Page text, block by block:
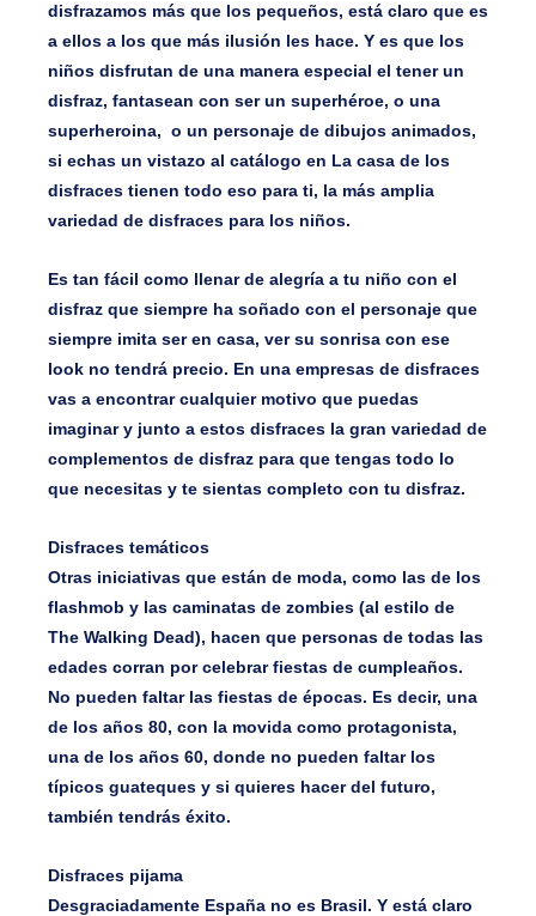
disfrazamos más que los pequeños, está claro que es
a ellos a los que más ilusión les hace. Y es que los
niños disfrutan de una manera especial el tener un
disfraz, fantasean con ser un superhéroe, o una
superheroina, o un personaje de dibujos animados,
si echas un vistazo al catálogo en La casa de los
disfraces tienen todo eso para ti, la más amplia
variedad de disfraces para los niños.
Es tan fácil como llenar de alegría a tu niño con el
disfraz que siempre ha soñado con el personaje que
siempre imita ser en casa, ver su sonrisa con ese
look no tendrá precio. En una empresas de disfraces
vas a encontrar cualquier motivo que puedas
imaginar y junto a estos disfraces la gran variedad de
complementos de disfraz para que tengas todo lo
que necesitas y te sientas completo con tu disfraz.
Disfraces temáticos
Otras iniciativas que están de moda, como las de los
flashmob y las caminatas de zombies (al estilo de
The Walking Dead), hacen que personas de todas las
edades corran por celebrar fiestas de cumpleaños.
No pueden faltar las fiestas de épocas. Es decir, una
de los años 80, con la movida como protagonista,
una de los años 60, donde no pueden faltar los
típicos guateques y si quieres hacer del futuro,
también tendrás éxito.
Disfraces pijama
Desgraciadamente España no es Brasil. Y está claro